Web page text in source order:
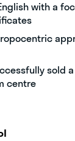
with a
sold
centre